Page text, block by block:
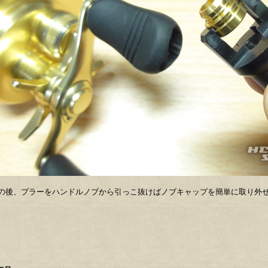
後、プラーをハンドルノブから引っこ抜けばノブキャップを簡単に取り外